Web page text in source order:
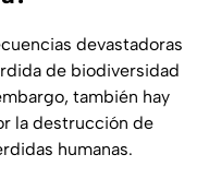
devastadoras
de biodiversidad
también hay
la destrucción de
humanas.